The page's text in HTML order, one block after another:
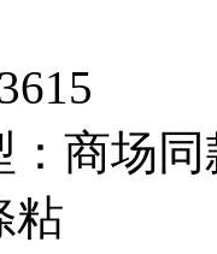
：商场
粘